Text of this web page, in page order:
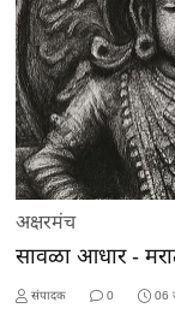
अक्षरमंच
सावळा आधार -
संपादक 0 06